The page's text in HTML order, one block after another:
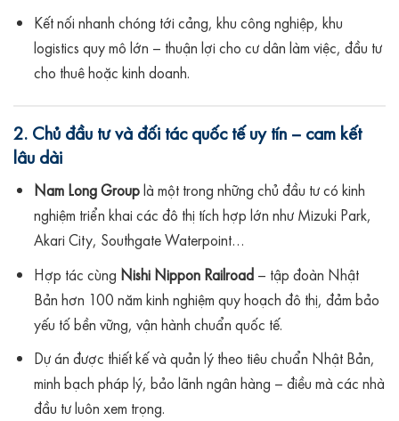
Kết nối nhanh chóng tới cảng, khu công nghiệp, khu
logistics quy mô lớn – thuận lợi cho cư dân làm việc, đầu tư
cho thuê hoặc kinh doanh.
2. Chủ đầu tư và đối tác quốc tế uy tín – cam kết
lâu dài
Nam Long Grouplà một trong những chủ đầu tư có kinh
nghiệm triển khai các đô thị tích hợp lớn như Mizuki Park,
Akari City, Southgate Waterpoint…
Hợp tác cùng Nishi Nippon Railroad– tập đoàn Nhật
Bản hơn 100 năm kinh nghiệm quy hoạch đô thị, đảm bảo
yếu tố bền vững, vận hành chuẩn quốc tế.
Dự án được thiết kế và quản lý theo tiêu chuẩn Nhật Bản,
minh bạch pháp lý, bảo lãnh ngân hàng – điều mà các nhà
đầu tư luôn xem trọng.